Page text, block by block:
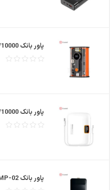
پاور بانک RECCI/RPB-P35/10000
پاور بانک RECCI/RPB-P33/10000
پاور بانک MJD / 30000MAH/MP-02